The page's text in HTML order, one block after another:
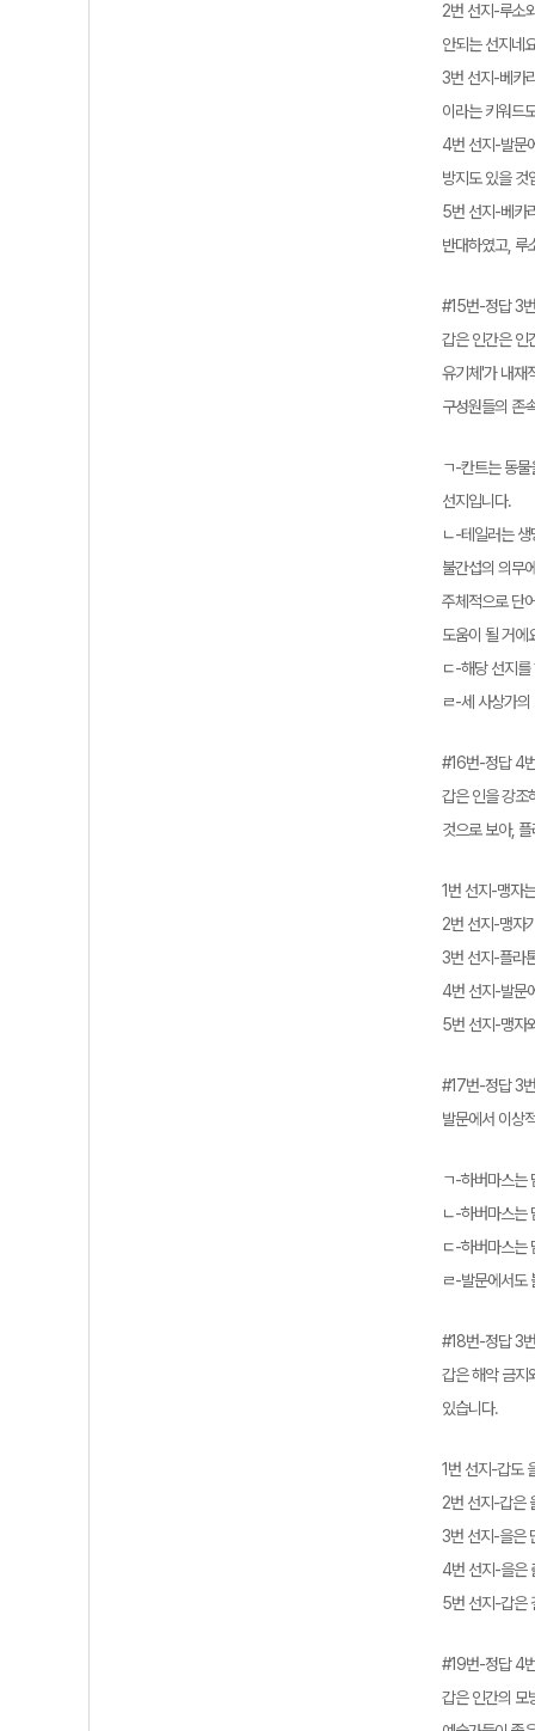
2번 선지-루소
안되는 선지네
3번 선지-베카
이라는 키워드
4번 선지-발문
방지도 있을 것
5번 선지-베카
반대하였고, 루
#15번-정답 3번
갑은 인간은 인
유기체'가 내재
구성원들의 존
ㄱ-칸트는 동
선지입니다.
ㄴ-테일러는
불간섭의 의무
주체적으로 단
도움이 될 거에
ㄷ-해당 선지
ㄹ-세 사상가
#16번-정답 4
갑은 인을 강조
것으로 보아,
1번 선지-맹자
2번 선지-맹자
3번 선지-플라
4번 선지-발문
5번 선지-맹자
#17번-정답 3번
발문에서 이상
ㄱ-하버마스는
ㄴ-하버마스는
ㄷ-하버마스는
ㄹ-발문에서도
#18번-정답 3번
갑은 해악 금지
있습니다.
1번 선지-갑도
2번 선지-갑은
3번 선지-을은
4번 선지-을은
5번 선지-갑은
#19번-정답 4
갑은 인간의 모